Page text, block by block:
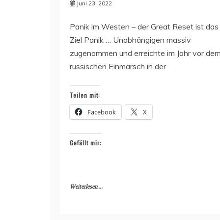
Juni 23, 2022
Panik im Westen – der Great Reset ist das
Ziel Panik … Unabhängigen massiv
zugenommen und erreichte im Jahr vor
russischen Einmarsch in der
Teilen mit:
Facebook X
Gefällt mir:
Weiterlesen ...